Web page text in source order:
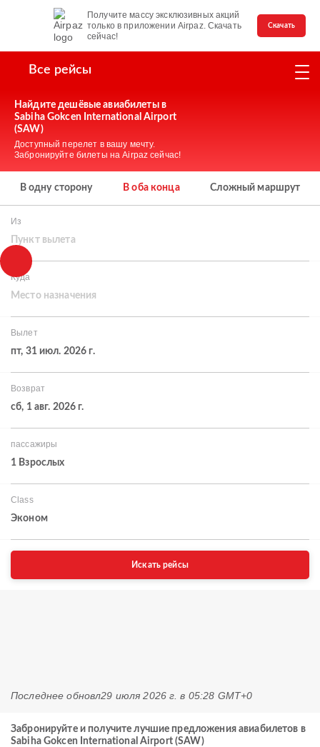
Получите массу эксклюзивных акций
только в приложении Airpaz. Скачать
сейчас!
Скачать
Все рейсы
Найдите дешёвые авиабилеты в
Sabiha Gokcen International Airport
(SAW)
Доступный перелет в вашу мечту.
Забронируйте билеты на Airpaz сейчас!
В одну сторону В оба конца Сложный маршрут
Из
Пункт вылета
Куда
Место назначения
Вылет
пт, 31 июл. 2026 г.
Возврат
сб, 1 авг. 2026 г.
пассажиры
1 Взрослых
Class
Эконом
Искать рейсы
Последнее обновл29 июля 2026 г. в 05:28 GMT+0
Забронируйте и получите лучшие предложения авиабилетов в
Sabiha Gokcen International Airport (SAW)